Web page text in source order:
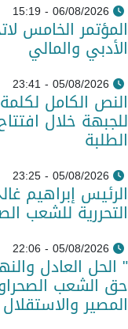
06/08/2026 - 15:19
المؤتمر الخامس
الأدبي والمالي
05/08/2026 - 23:41
النص الكامل
للجبهة خلال
الطلبة
05/08/2026 - 23:25
الرئيس إبراهيم
التحررية للشعب
05/08/2026 - 22:06
" الحل العادل
حق الشعب
المصير